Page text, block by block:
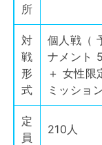
所
対
戦
形
式
個人戦（
ナメント
＋ 女性限
ミッショ
定
員
210人